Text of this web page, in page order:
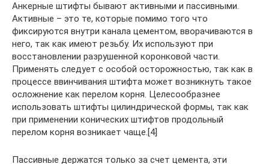
Анкерные штифты бывают активными и пассивными.
Активные – это те, которые помимо того что
фиксируются внутри канала цементом, вворачиваются в
него, так как имеют резьбу. Их используют при
восстановлении разрушенной коронковой части.
Применять следует с особой осторожностью, так как в
процессе ввинчивания штифта может возникнуть такое
осложнение как перелом корня. Целесообразнее
использовать штифты цилиндрической формы, так как
при применении конических штифтов продольный
перелом корня возникает чаще.[4]
Пассивные держатся только за счет цемента, эти